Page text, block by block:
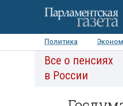
Политика
Авторы Персоны
Все о пенсиях
в России